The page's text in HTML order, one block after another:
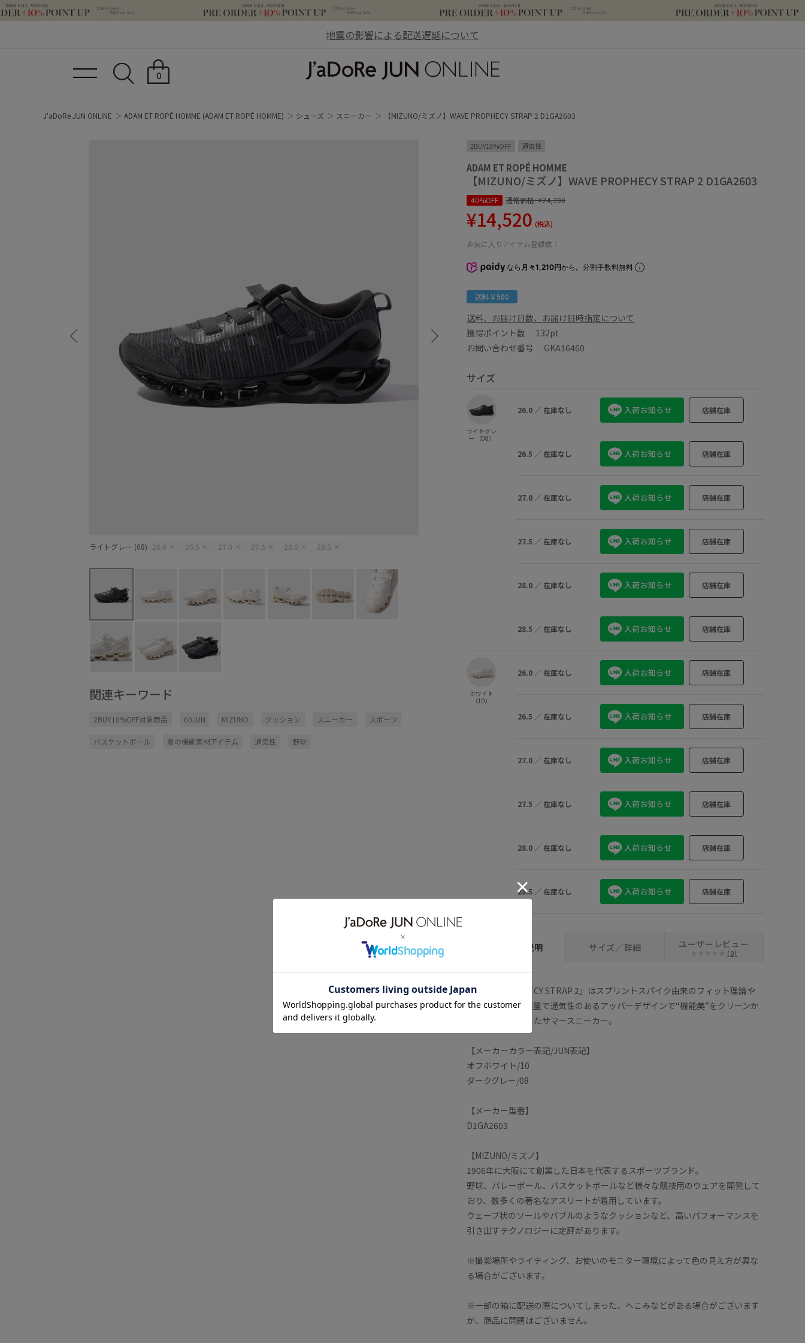
地震の影響による配送遅延について
0
J'aDoRe JUN ONLINE ADAM ET ROPÉ HOMME (ADAM ET ROPÉ HOMME) シューズ スニーカー 【MIZUNO/ミズノ】WAVE PROPHECY STRAP 2 D1GA2603
ライトグレー (08) 26.0 × 26.5 × 27.0 × 27.5 × 28.0 × 28.5 × 26.5× 27.0× 28.0× 28.5×
関連キーワード
2BUY10%OFF対象商品 60JUN MIZUNO クッション スニーカー スポーツ
バスケットボール 夏の機能素材アイテム 通気性 野球
2BUY10%OFF 通気性
ADAM ET ROPÉ HOMME
【MIZUNO/ミズノ】WAVE PROPHECY STRAP 2 D1GA2603
40%OFF 通常価格:¥24,200
¥14,520 (税込)
お気に入りアイテム登録数：
なら 月々1,210円から。分割手数料無料
送料￥500
送料、お届け日数、お届け日時指定について
獲得ポイント数 132pt
お問い合わせ番号 GKA16460
サイズ
ライトグレ
ー （08）
26.0 ／ 在庫なし 入荷お知らせ 店舗在庫
26.5 ／ 在庫なし 入荷お知らせ 店舗在庫
27.0 ／ 在庫なし 入荷お知らせ 店舗在庫
27.5 ／ 在庫なし 入荷お知らせ 店舗在庫
28.0 ／ 在庫なし 入荷お知らせ 店舗在庫
28.5 ／ 在庫なし 入荷お知らせ 店舗在庫
ホワイト
（10）
26.0 ／ 在庫なし 入荷お知らせ 店舗在庫
26.5 ／ 在庫なし 入荷お知らせ 店舗在庫
27.0 ／ 在庫なし 入荷お知らせ 店舗在庫
27.5 ／ 在庫なし 入荷お知らせ 店舗在庫
28.0 ／ 在庫なし 入荷お知らせ 店舗在庫
28.5 ／ 在庫なし 入荷お知らせ 店舗在庫
アイテム説明 サイズ／詳細 ユーザーレビュー
(0)
「WAVE PROPHECY STRAP 2」はスプリントスパイク由来のフィット理論や
構造をベースに軽量で通気性のあるアッパーデザインで“機能美”をクリーンか
つモードに表現したサマースニーカー。
【メーカーカラー表記/JUN表記】
オフホワイト/10
ダークグレー/08
【メーカー型番】
D1GA2603
【MIZUNO/ミズノ】
1906年に大阪にて創業した日本を代表するスポーツブランド。
野球、バレーボール、バスケットボールなど様々な競技用のウェアを開発して
おり、数多くの著名なアスリートが着用しています。
ウェーブ状のソールやバブルのようなクッションなど、高いパフォーマンスを
引き出すテクノロジーに定評があります。
※撮影場所やライティング、お使いのモニター環境によって色の見え方が異な
る場合がございます。
※一部の箱に配送の際についてしまった、へこみなどがある場合がございます
が、商品に問題はございません。